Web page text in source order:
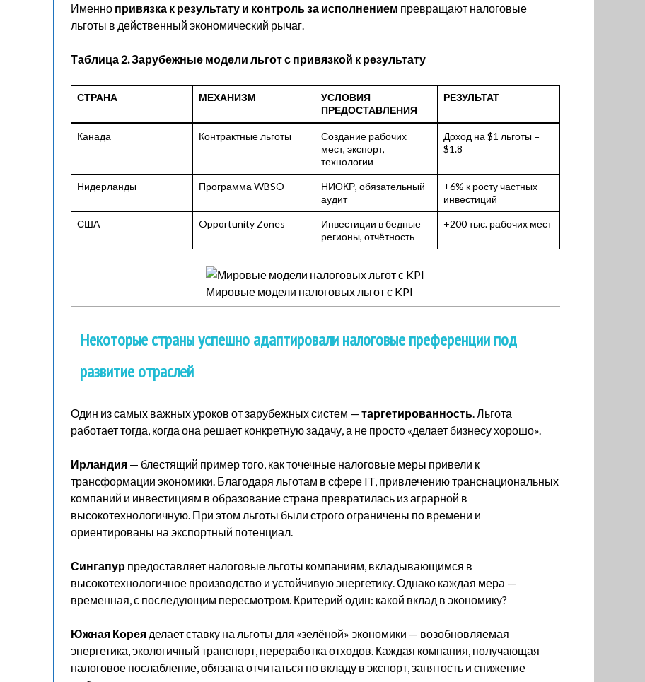
Именно привязка к результату и контроль за исполнением превращают налоговые
льготы в действенный экономический рычаг.
Таблица 2. Зарубежные модели льгот с привязкой к результату
СТРАНА МЕХАНИЗМ
УСЛОВИЯ
ПРЕДОСТАВЛЕНИЯ
РЕЗУЛЬТАТ
Канада Контрактные льготы
Создание рабочих
мест, экспорт,
технологии
Доход на $1 льготы =
$1.8
Нидерланды Программа WBSO
НИОКР, обязательный
аудит
+6% к росту частных
инвестиций
США Opportunity Zones
Инвестиции в бедные
регионы, отчётность
+200 тыс. рабочих мест
Мировые модели налоговых льгот с KPI
Некоторые страны успешно адаптировали налоговые преференции под
развитие отраслей
Один из самых важных уроков от зарубежных систем — таргетированность. Льгота
работает тогда, когда она решает конкретную задачу, а не просто «делает бизнесу хорошо».
Ирландия— блестящий пример того, как точечные налоговые меры привели к
трансформации экономики. Благодаря льготам в сфере IT, привлечению транснациональных
компаний и инвестициям в образование страна превратилась из аграрной в
высокотехнологичную. При этом льготы были строго ограничены по времени и
ориентированы на экспортный потенциал.
Сингапурпредоставляет налоговые льготы компаниям, вкладывающимся в
высокотехнологичное производство и устойчивую энергетику. Однако каждая мера —
временная, с последующим пересмотром. Критерий один: какой вклад в экономику?
Южная Кореяделает ставку на льготы для «зелёной» экономики — возобновляемая
энергетика, экологичный транспорт, переработка отходов. Каждая компания, получающая
налоговое послабление, обязана отчитаться по вкладу в экспорт, занятость и снижение